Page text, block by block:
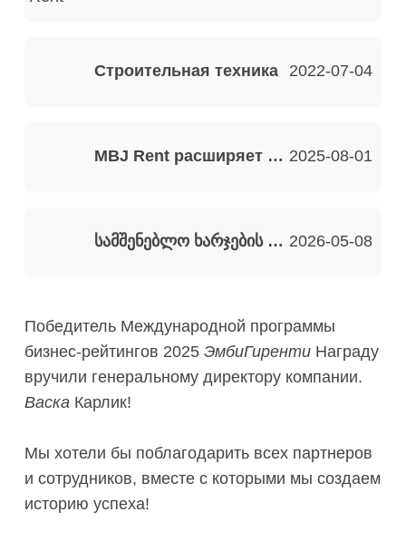
Строительная техника 2022-07-04
MBJ Rent расширяет спектр услуг – руководитель отдела PR и маркетинга на радио 2025-08-01
სამშენებლო ხარჯების ოპტიმიზაციის ახალი სტანდარტი MBG Rent-ისგან 2026-05-08
Победитель Международной программы
бизнес-рейтингов 2025 ЭмбиГиренти Награду
вручили генеральному директору компании.
Васка Карлик!
Мы хотели бы поблагодарить всех партнеров
и сотрудников, вместе с которыми мы создаем
историю успеха!